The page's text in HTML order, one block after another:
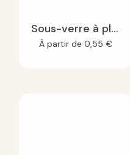
Sous-verre à planter
À partir de 0,55 €